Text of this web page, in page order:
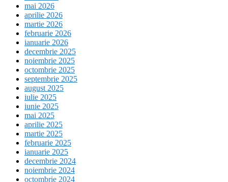
mai 2026
aprilie 2026
martie 2026
februarie 2026
ianuarie 2026
decembrie 2025
noiembrie 2025
octombrie 2025
septembrie 2025
august 2025
iulie 2025
iunie 2025
mai 2025
aprilie 2025
martie 2025
februarie 2025
ianuarie 2025
decembrie 2024
noiembrie 2024
octombrie 2024